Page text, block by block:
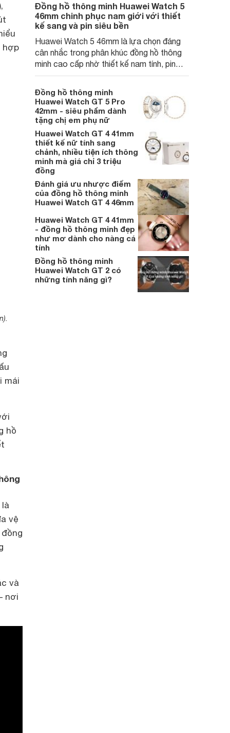
hợp
mái
hồ
là
vệ
và
nơi
Đồng hồ thông minh Huawei Watch 5
46mm chinh phục nam giới với thiết
kế sang và pin siêu bền
Huawei Watch 5 46mm là lựa chọn đáng
cân nhắc trong phân khúc đồng hồ thông
minh cao cấp nhờ thiết kế nam tính, pin
bền và nhiều tính năng sức khỏe hiện đại.
Với mức giá cạnh tranh, sản phẩm hứa
hẹn đáp ứng tốt cả nhu cầu tập luyện lẫn
công việc.
Đồng hồ thông minh
Huawei Watch GT 5 Pro
42mm - siêu phẩm dành
tặng chị em phụ nữ
Huawei Watch GT 4 41mm
thiết kế nữ tính sang
chảnh, nhiều tiện ích thông
minh mà giá chỉ 3 triệu
đồng
Đánh giá ưu nhược điểm
của đồng hồ thông minh
Huawei Watch GT 4 46mm
Huawei Watch GT 4 41mm
- đồng hồ thông minh đẹp
như mơ dành cho nàng cá
tính
Đồng hồ thông minh
Huawei Watch GT 2 có
những tính năng gì?